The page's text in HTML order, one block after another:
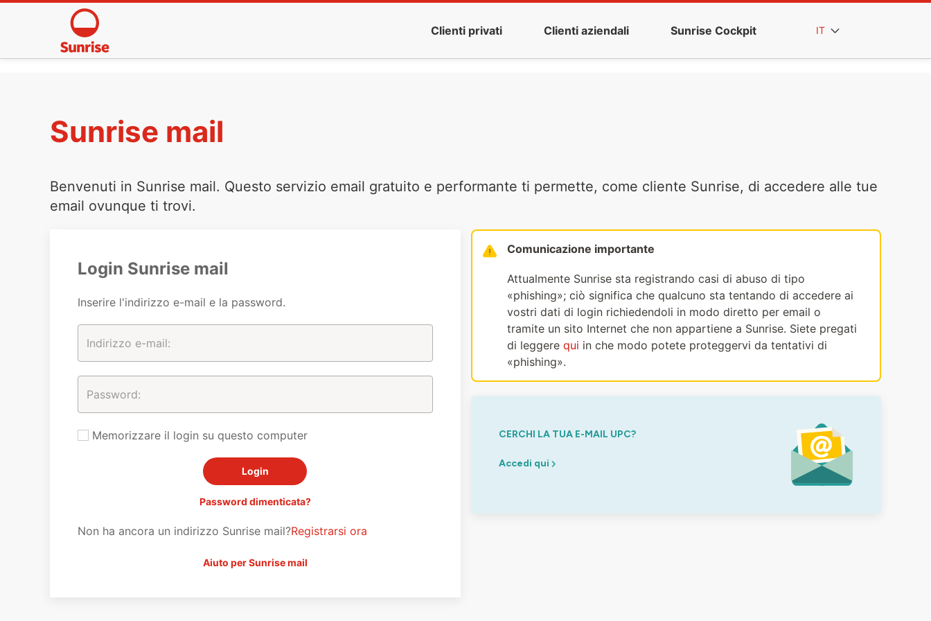
Clienti privati Clienti aziendali Sunrise Cockpit IT
Sunrise mail
Benvenuti in Sunrise mail. Questo servizio email gratuito e performante ti permette, come cliente Sunrise, di accedere alle tue
email ovunque ti trovi.
Login Sunrise mail
Inserire l'indirizzo e-mail e la password.
Memorizzare il login su questo computer
Password dimenticata?
Non ha ancora un indirizzo Sunrise mail?Registrarsi ora
Aiuto per Sunrise mail
Comunicazione importante
Attualmente Sunrise sta registrando casi di abuso di tipo
«phishing»; ciò significa che qualcuno sta tentando di accedere ai
vostri dati di login richiedendoli in modo diretto per email o
tramite un sito Internet che non appartiene a Sunrise. Siete pregati
di leggere qui in che modo potete proteggervi da tentativi di
«phishing».
CERCHI LA TUA E-MAIL UPC?
Accedi qui